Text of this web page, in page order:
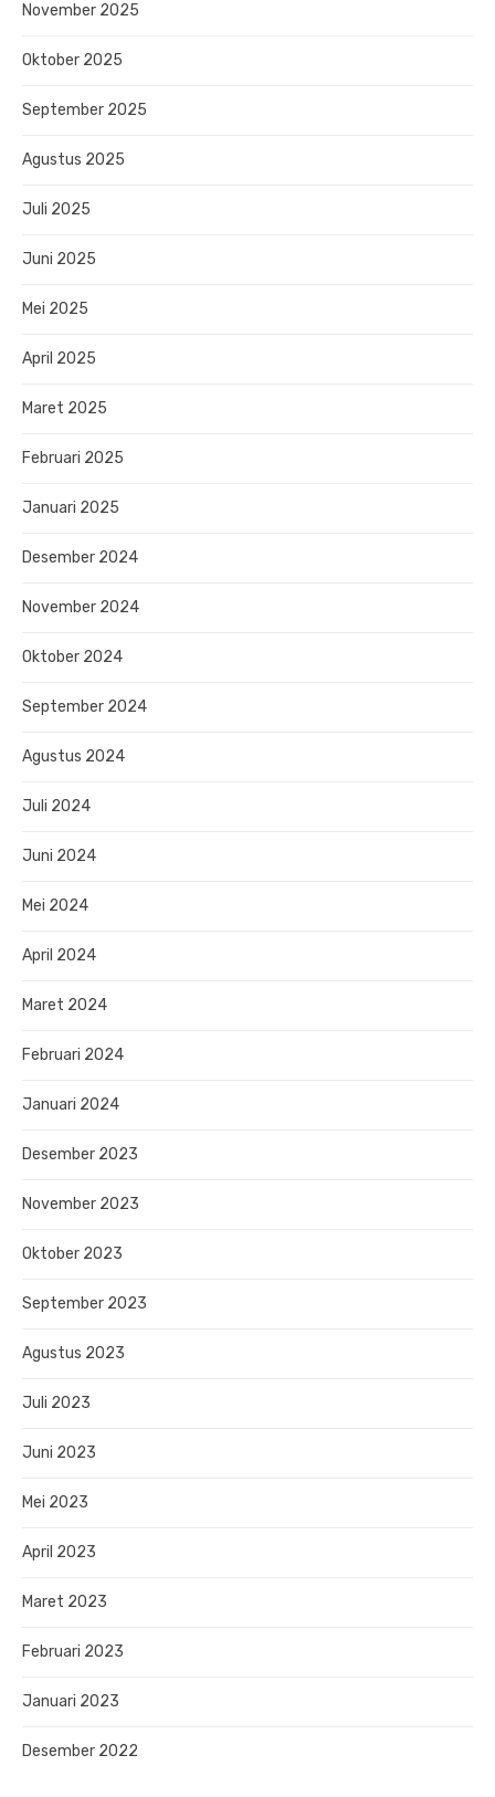
November 2025
Oktober 2025
September 2025
Agustus 2025
Juli 2025
Juni 2025
Mei 2025
April 2025
Maret 2025
Februari 2025
Januari 2025
Desember 2024
November 2024
Oktober 2024
September 2024
Agustus 2024
Juli 2024
Juni 2024
Mei 2024
April 2024
Maret 2024
Februari 2024
Januari 2024
Desember 2023
November 2023
Oktober 2023
September 2023
Agustus 2023
Juli 2023
Juni 2023
Mei 2023
April 2023
Maret 2023
Februari 2023
Januari 2023
Desember 2022